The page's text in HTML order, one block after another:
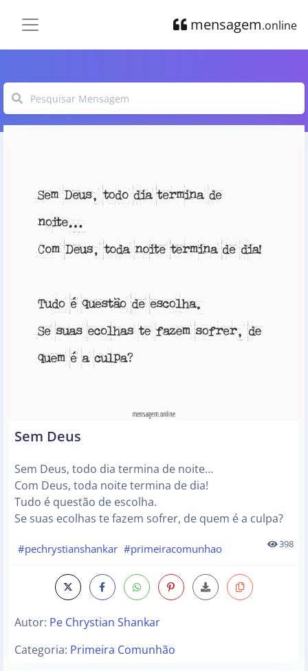
mensagem.online
Sem Deus
Sem Deus, todo dia termina de noite…
Com Deus, toda noite termina de dia!
Tudo é questão de escolha.
Se suas ecolhas te fazem sofrer, de quem é a culpa?
#pechrystianshankar #primeiracomunhao 398
Autor: Pe Chrystian Shankar
Categoria: Primeira Comunhão